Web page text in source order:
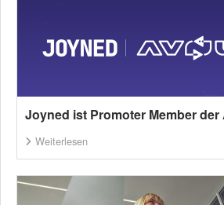
Joyned ist Promoter Member
Weiterlesen